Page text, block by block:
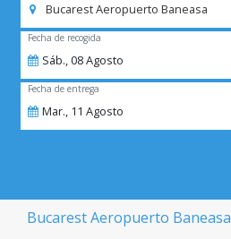
Bucarest Aeropuerto Baneasa
Fecha de recogida
Sáb.,08Agosto
Fecha de entrega
Mar., 11 Agosto
Bucarest Aeropuerto Baneasa